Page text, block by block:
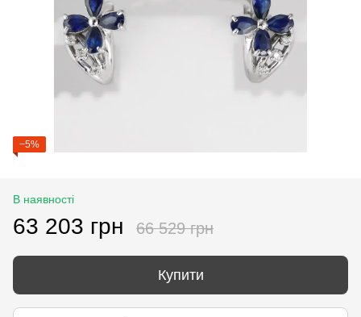
−5%
В наявності
63 203 грн 66 529 грн
Купити